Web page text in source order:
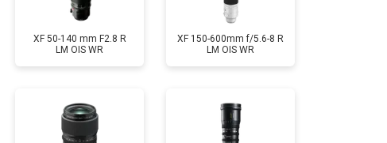
XF 50-140 mm F2.8 R
LM OIS WR
XF 150-600mm f/5.6-8 R
LM OIS WR